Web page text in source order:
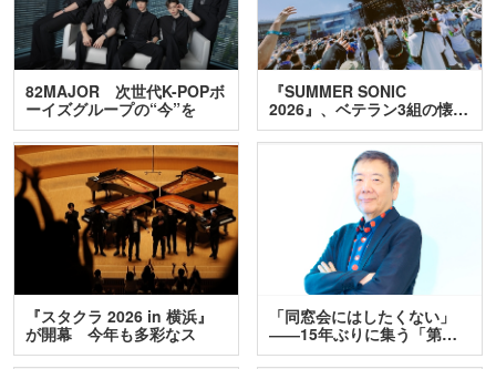
82MAJOR 次世代K-POPボ
ーイズグループの“今”を
訊…
『SUMMER SONIC
2026』、ベテラン3組の懐…
『スタクラ 2026 in 横浜』
が開幕 今年も多彩なス
テ…
「同窓会にはしたくない」
――15年ぶりに集う「第…